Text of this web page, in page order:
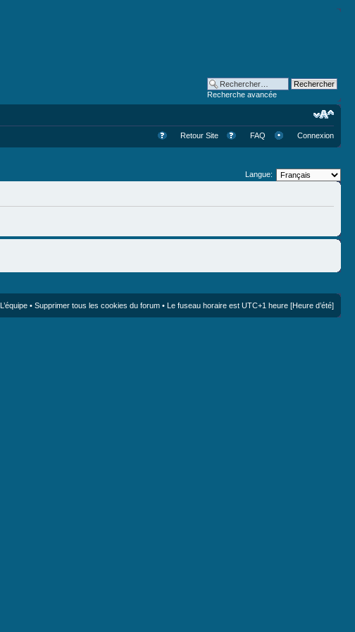
Recherche avancée
Retour Site FAQ Connexion
Langue:
L’équipe • Supprimer tous les cookies du forum • Le fuseau horaire est UTC+1 heure [Heure d’été]